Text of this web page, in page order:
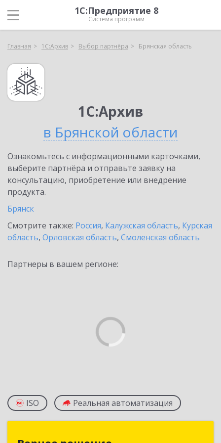
1С:Предприятие 8
Система программ
Главная 1С:Архив Выбор партнёра Брянская область
1С:Архив
в Брянской области
Ознакомьтесь с информационными карточками,
выберите партнёра и отправьте заявку на
консультацию, приобретение или внедрение
продукта.
Брянск
Смотрите также: Россия, Калужская область, Курская
область, Орловская область, Смоленская область
Партнеры в вашем регионе:
ISO Реальная автоматизация